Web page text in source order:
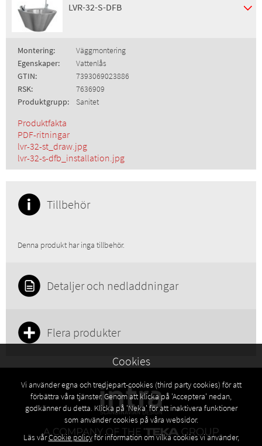
LVR-32-S-DFB
Montering:
Väggmontering
Egenskaper:
Vattenlås
GTIN:
7393069023886
RSK:
7636909
Produktgrupp:
Sanitet
Produktfakta
PDF-ritningar
lvr-32-st_draw.jpg
lvr-32-s-dfb_installation.jpg
Tillbehör
Denna produkt har inga tillbehör.
Detaljer och nedladdningar
Flera produkter
Cookies
Vi använder egna och tredjepart-cookies (third party cookies) för att
förbättra våra tjänster. Genom att klicka på 'Acceptera' nedan,
godkänner du detta. Klicka på 'Neka' för att inaktivera funktioner
som använder cookies på våra websidor.
Läs vårCookie policyför information om vilka cookies vi använder,